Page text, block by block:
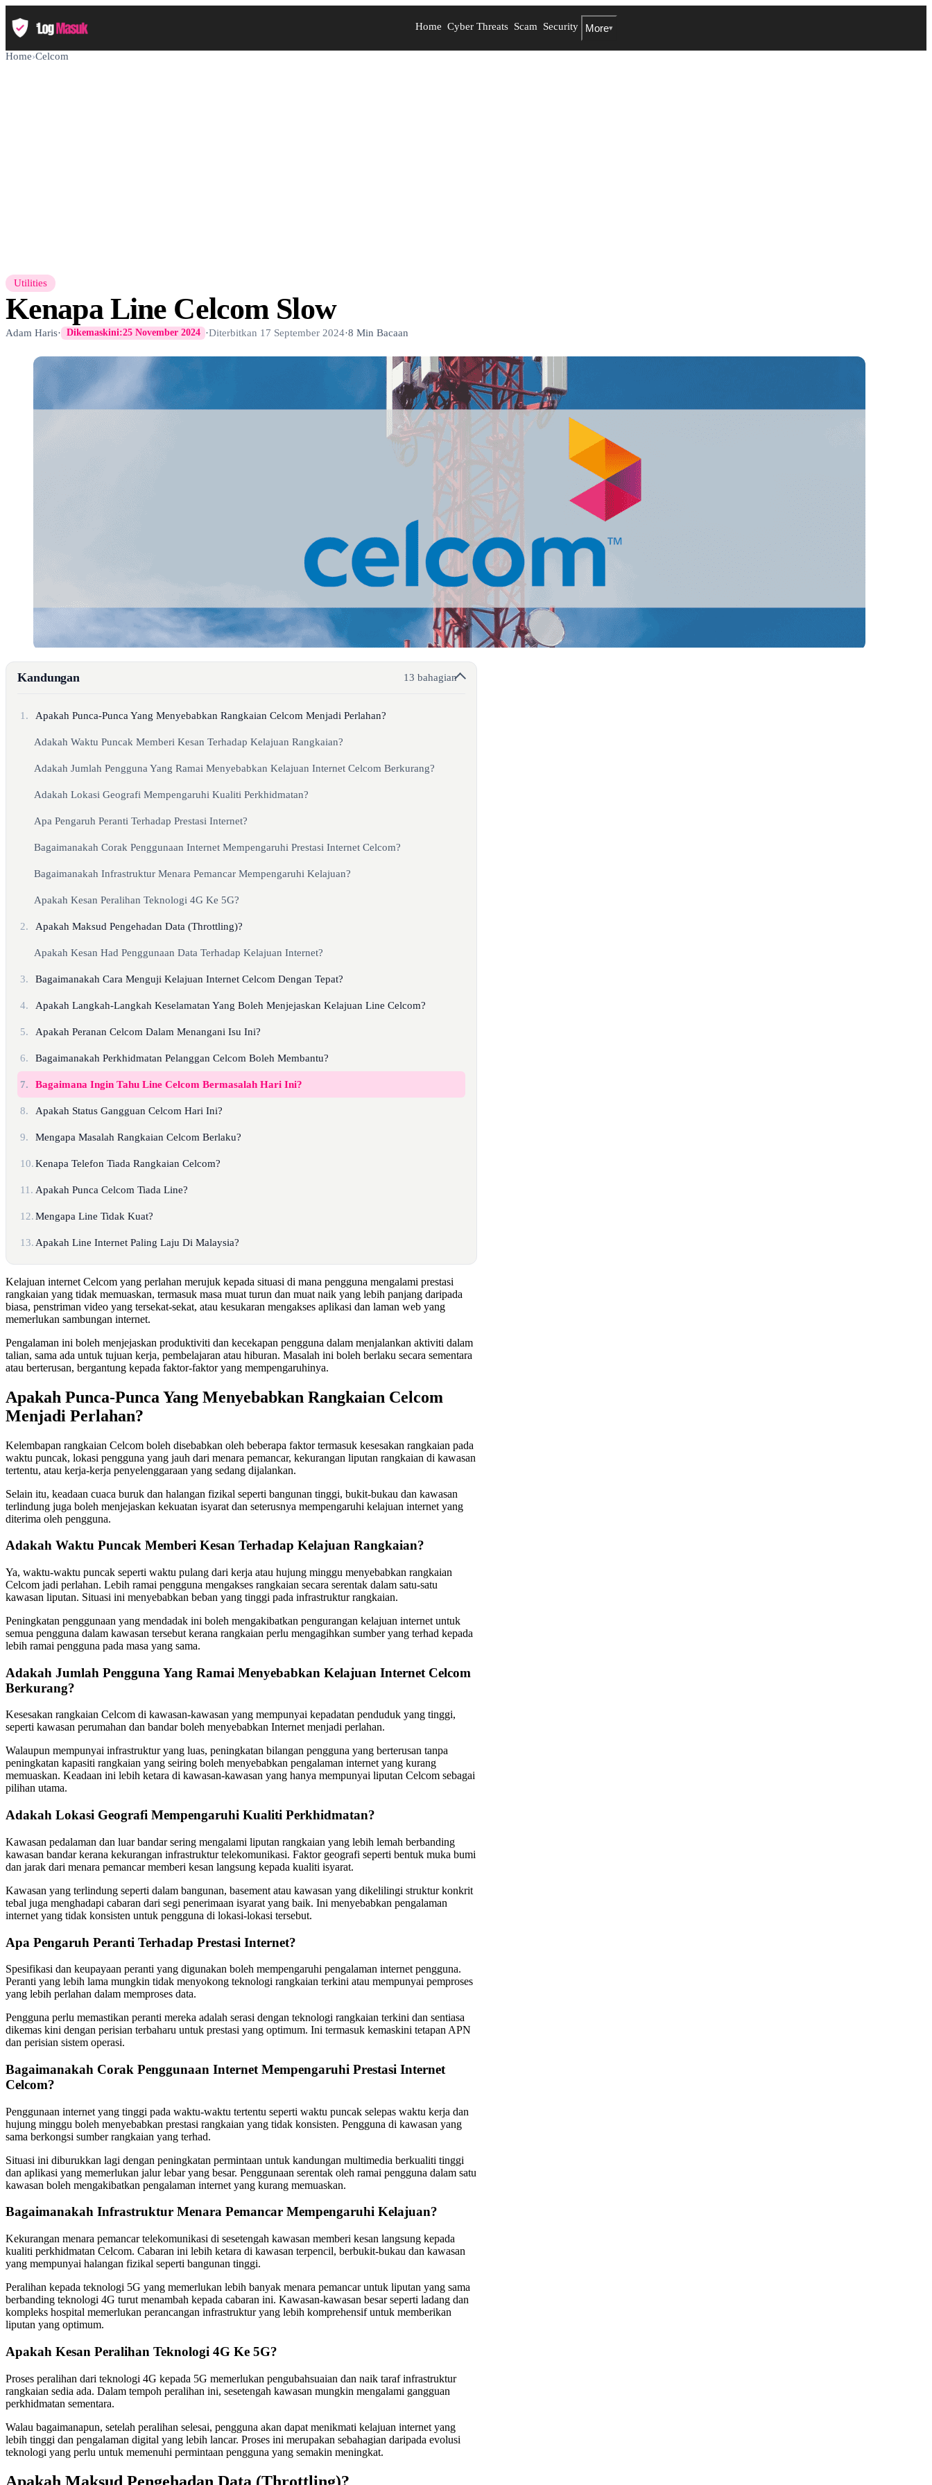
Home Cyber Threats Scam Security More▾
Home›Celcom
Utilities
Kenapa Line Celcom Slow
Adam Haris· Dikemaskini:25 November 2024 ·Diterbitkan 17 September 2024·8 Min Bacaan
Kandungan 13 bahagian
1. Apakah Punca-Punca Yang Menyebabkan Rangkaian Celcom Menjadi Perlahan?
Adakah Waktu Puncak Memberi Kesan Terhadap Kelajuan Rangkaian?
Adakah Jumlah Pengguna Yang Ramai Menyebabkan Kelajuan Internet Celcom Berkurang?
Adakah Lokasi Geografi Mempengaruhi Kualiti Perkhidmatan?
Apa Pengaruh Peranti Terhadap Prestasi Internet?
Bagaimanakah Corak Penggunaan Internet Mempengaruhi Prestasi Internet Celcom?
Bagaimanakah Infrastruktur Menara Pemancar Mempengaruhi Kelajuan?
Apakah Kesan Peralihan Teknologi 4G Ke 5G?
2. Apakah Maksud Pengehadan Data (Throttling)?
Apakah Kesan Had Penggunaan Data Terhadap Kelajuan Internet?
3. Bagaimanakah Cara Menguji Kelajuan Internet Celcom Dengan Tepat?
4. Apakah Langkah-Langkah Keselamatan Yang Boleh Menjejaskan Kelajuan Line Celcom?
5. Apakah Peranan Celcom Dalam Menangani Isu Ini?
6. Bagaimanakah Perkhidmatan Pelanggan Celcom Boleh Membantu?
7. Bagaimana Ingin Tahu Line Celcom Bermasalah Hari Ini?
8. Apakah Status Gangguan Celcom Hari Ini?
9. Mengapa Masalah Rangkaian Celcom Berlaku?
10. Kenapa Telefon Tiada Rangkaian Celcom?
11. Apakah Punca Celcom Tiada Line?
12. Mengapa Line Tidak Kuat?
13. Apakah Line Internet Paling Laju Di Malaysia?
Kelajuan internet Celcom yang perlahan merujuk kepada situasi di mana pengguna mengalami prestasi
rangkaian yang tidak memuaskan, termasuk masa muat turun dan muat naik yang lebih panjang daripada
biasa, penstriman video yang tersekat-sekat, atau kesukaran mengakses aplikasi dan laman web yang
memerlukan sambungan internet.
Pengalaman ini boleh menjejaskan produktiviti dan kecekapan pengguna dalam menjalankan aktiviti dalam
talian, sama ada untuk tujuan kerja, pembelajaran atau hiburan. Masalah ini boleh berlaku secara sementara
atau berterusan, bergantung kepada faktor-faktor yang mempengaruhinya.
Apakah Punca-Punca Yang Menyebabkan Rangkaian Celcom
Menjadi Perlahan?
Kelembapan rangkaian Celcom boleh disebabkan oleh beberapa faktor termasuk kesesakan rangkaian pada
waktu puncak, lokasi pengguna yang jauh dari menara pemancar, kekurangan liputan rangkaian di kawasan
tertentu, atau kerja-kerja penyelenggaraan yang sedang dijalankan.
Selain itu, keadaan cuaca buruk dan halangan fizikal seperti bangunan tinggi, bukit-bukau dan kawasan
terlindung juga boleh menjejaskan kekuatan isyarat dan seterusnya mempengaruhi kelajuan internet yang
diterima oleh pengguna.
Adakah Waktu Puncak Memberi Kesan Terhadap Kelajuan Rangkaian?
Ya, waktu-waktu puncak seperti waktu pulang dari kerja atau hujung minggu menyebabkan rangkaian
Celcom jadi perlahan. Lebih ramai pengguna mengakses rangkaian secara serentak dalam satu-satu
kawasan liputan. Situasi ini menyebabkan beban yang tinggi pada infrastruktur rangkaian.
Peningkatan penggunaan yang mendadak ini boleh mengakibatkan pengurangan kelajuan internet untuk
semua pengguna dalam kawasan tersebut kerana rangkaian perlu mengagihkan sumber yang terhad kepada
lebih ramai pengguna pada masa yang sama.
Adakah Jumlah Pengguna Yang Ramai Menyebabkan Kelajuan Internet Celcom
Berkurang?
Kesesakan rangkaian Celcom di kawasan-kawasan yang mempunyai kepadatan penduduk yang tinggi,
seperti kawasan perumahan dan bandar boleh menyebabkan Internet menjadi perlahan.
Walaupun mempunyai infrastruktur yang luas, peningkatan bilangan pengguna yang berterusan tanpa
peningkatan kapasiti rangkaian yang seiring boleh menyebabkan pengalaman internet yang kurang
memuaskan. Keadaan ini lebih ketara di kawasan-kawasan yang hanya mempunyai liputan Celcom sebagai
pilihan utama.
Adakah Lokasi Geografi Mempengaruhi Kualiti Perkhidmatan?
Kawasan pedalaman dan luar bandar sering mengalami liputan rangkaian yang lebih lemah berbanding
kawasan bandar kerana kekurangan infrastruktur telekomunikasi. Faktor geografi seperti bentuk muka bumi
dan jarak dari menara pemancar memberi kesan langsung kepada kualiti isyarat.
Kawasan yang terlindung seperti dalam bangunan, basement atau kawasan yang dikelilingi struktur konkrit
tebal juga menghadapi cabaran dari segi penerimaan isyarat yang baik. Ini menyebabkan pengalaman
internet yang tidak konsisten untuk pengguna di lokasi-lokasi tersebut.
Apa Pengaruh Peranti Terhadap Prestasi Internet?
Spesifikasi dan keupayaan peranti yang digunakan boleh mempengaruhi pengalaman internet pengguna.
Peranti yang lebih lama mungkin tidak menyokong teknologi rangkaian terkini atau mempunyai pemproses
yang lebih perlahan dalam memproses data.
Pengguna perlu memastikan peranti mereka adalah serasi dengan teknologi rangkaian terkini dan sentiasa
dikemas kini dengan perisian terbaharu untuk prestasi yang optimum. Ini termasuk kemaskini tetapan APN
dan perisian sistem operasi.
Bagaimanakah Corak Penggunaan Internet Mempengaruhi Prestasi Internet
Celcom?
Penggunaan internet yang tinggi pada waktu-waktu tertentu seperti waktu puncak selepas waktu kerja dan
hujung minggu boleh menyebabkan prestasi rangkaian yang tidak konsisten. Pengguna di kawasan yang
sama berkongsi sumber rangkaian yang terhad.
Situasi ini diburukkan lagi dengan peningkatan permintaan untuk kandungan multimedia berkualiti tinggi
dan aplikasi yang memerlukan jalur lebar yang besar. Penggunaan serentak oleh ramai pengguna dalam satu
kawasan boleh mengakibatkan pengalaman internet yang kurang memuaskan.
Bagaimanakah Infrastruktur Menara Pemancar Mempengaruhi Kelajuan?
Kekurangan menara pemancar telekomunikasi di sesetengah kawasan memberi kesan langsung kepada
kualiti perkhidmatan Celcom. Cabaran ini lebih ketara di kawasan terpencil, berbukit-bukau dan kawasan
yang mempunyai halangan fizikal seperti bangunan tinggi.
Peralihan kepada teknologi 5G yang memerlukan lebih banyak menara pemancar untuk liputan yang sama
berbanding teknologi 4G turut menambah kepada cabaran ini. Kawasan-kawasan besar seperti ladang dan
kompleks hospital memerlukan perancangan infrastruktur yang lebih komprehensif untuk memberikan
liputan yang optimum.
Apakah Kesan Peralihan Teknologi 4G Ke 5G?
Proses peralihan dari teknologi 4G kepada 5G memerlukan pengubahsuaian dan naik taraf infrastruktur
rangkaian sedia ada. Dalam tempoh peralihan ini, sesetengah kawasan mungkin mengalami gangguan
perkhidmatan sementara.
Walau bagaimanapun, setelah peralihan selesai, pengguna akan dapat menikmati kelajuan internet yang
lebih tinggi dan pengalaman digital yang lebih lancar. Proses ini merupakan sebahagian daripada evolusi
teknologi yang perlu untuk memenuhi permintaan pengguna yang semakin meningkat.
Apakah Maksud Pengehadan Data (Throttling)?